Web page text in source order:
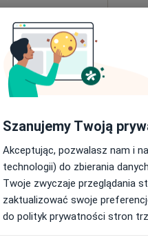
• Mapa
Bąkowska
Młynarczyk
Chirurg·Więcej
opinie
Szanujemy Twoją
Akceptując, pozwalasz nam i
technologii) do zbierania
Twoje zwyczaje przeglądania
zaktualizować swoje
do polityk prywatności stron